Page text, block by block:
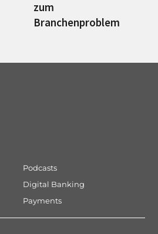
zum
Branchenproblem
Podcasts
Digital Banking
Payments